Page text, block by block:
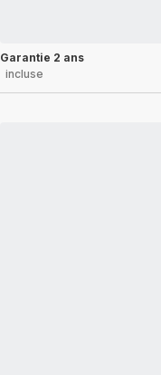
Garantie 2 ans
incluse